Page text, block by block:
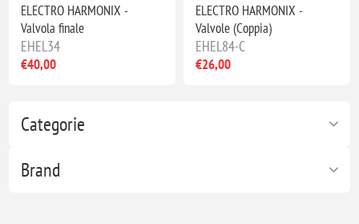
Categorie
Brand
ELECTRO HARMONIX -
Valvola finale
EHEL34
€40,00
ELECTRO HARMONIX -
Valvole (Coppia)
EHEL84-C
€26,00